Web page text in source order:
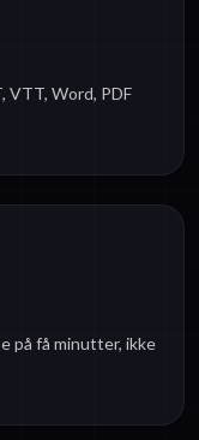
VTT, Word, PDF
på få minutter, ikke